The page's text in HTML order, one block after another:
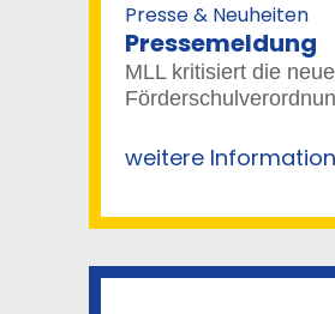
Presse & Neuheiten
Pressemeldung
MLL kritisiert die neue
weitere